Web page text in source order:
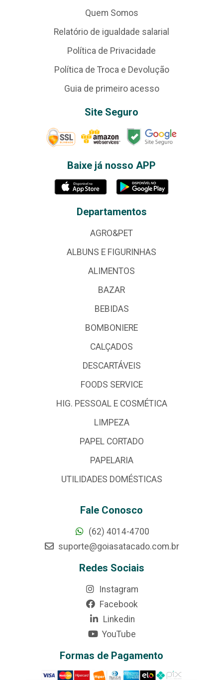
Quem Somos
Relatório de igualdade salarial
Política de Privacidade
Política de Troca e Devolução
Guia de primeiro acesso
Site Seguro
Baixe já nosso APP
Departamentos
AGRO&PET
ALBUNS E FIGURINHAS
ALIMENTOS
BAZAR
BEBIDAS
BOMBONIERE
CALÇADOS
DESCARTÁVEIS
FOODS SERVICE
HIG. PESSOAL E COSMÉTICA
LIMPEZA
PAPEL CORTADO
PAPELARIA
UTILIDADES DOMÉSTICAS
Fale Conosco
(62) 4014-4700
suporte@goiasatacado.com.br
Redes Sociais
Instagram
Facebook
Linkedin
YouTube
Formas de Pagamento